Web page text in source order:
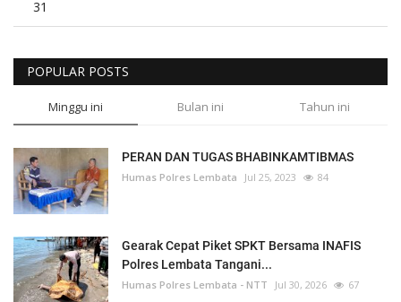
31
POPULAR POSTS
Minggu ini Bulan ini Tahun ini
PERAN DAN TUGAS BHABINKAMTIBMAS
Humas Polres Lembata Jul 25, 2023 84
Gearak Cepat Piket SPKT Bersama INAFIS
Polres Lembata Tangani...
Humas Polres Lembata - NTT Jul 30, 2026 67